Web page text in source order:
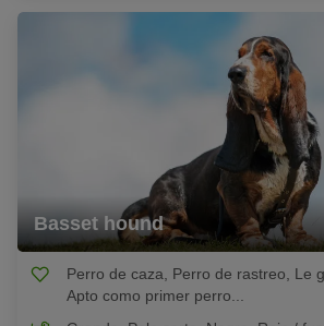
Basset hound
Perro de caza, Perro de rastreo, Le
Apto como primer perro...